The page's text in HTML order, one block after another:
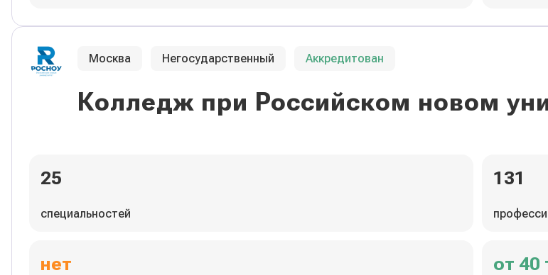
Москва Негосударственный Аккредитован
Колледж при Российском новом
25
специальностей
131
нет от 40